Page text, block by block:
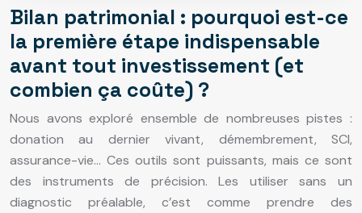
Bilan patrimonial : pourquoi est-ce
la première étape indispensable
avant tout investissement (et
combien ça coûte) ?
Nous avons exploré ensemble de nombreuses pistes :
donation au dernier vivant, démembrement, SCI,
assurance-vie… Ces outils sont puissants, mais ce sont
des instruments de précision. Les utiliser sans un
diagnostic préalable, c’est comme prendre des